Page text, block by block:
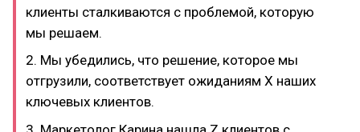
клиенты сталкиваются с проблемой, которую
мы решаем.
2. Мы убедились, что решение, которое мы
отгрузили, соответствует ожиданиям Х наших
ключевых клиентов.